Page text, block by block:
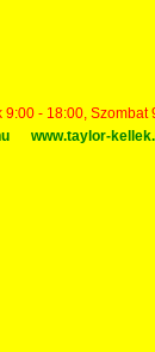
- 18:00, Szombat
www.taylor-